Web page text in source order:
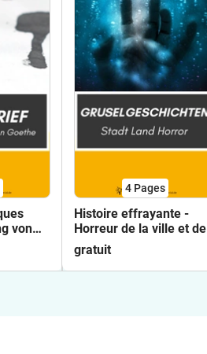
von
4 Pages
Histoire effrayante -
Horreur de la ville et de
la campagne
gratuit